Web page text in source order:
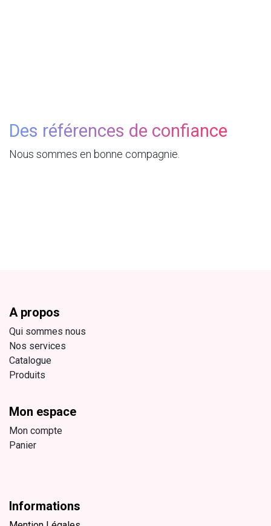
Des références de confiance
Nous sommes en bonne compagnie.
A propos
Qui sommes nous
Nos services
Catalogue
Produits
Mon espace
Mon compte
Panier
Informations